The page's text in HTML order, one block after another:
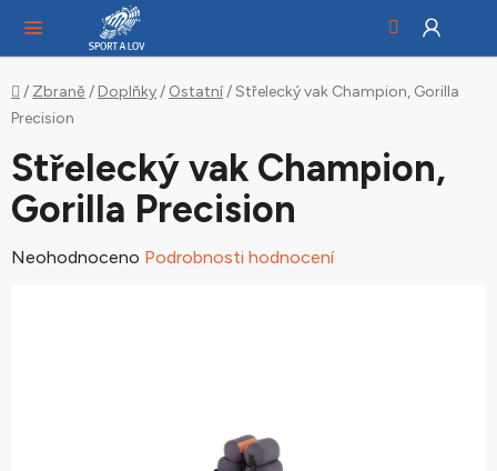
obsah
Domů
/ Zbraně / Doplňky/ Ostatní/Střelecký vak Champion, Gorilla
Precision
Střelecký vak Champion,
Gorilla Precision
Průměrné
Neohodnoceno Podrobnosti hodnocení